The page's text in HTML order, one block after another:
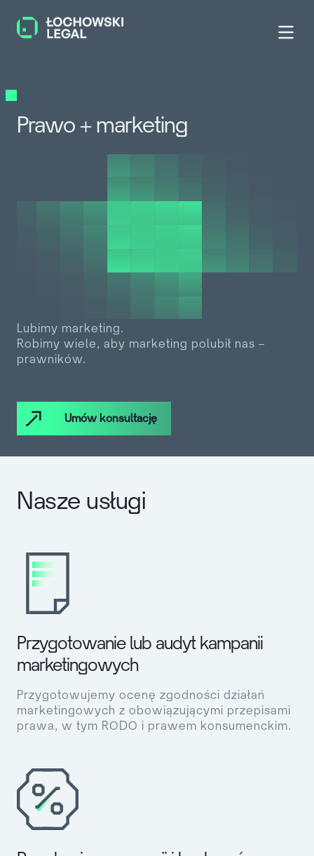
Prawo + marketing
Lubimy marketing.
Robimy wiele, aby marketing polubił nas –
prawników.
Umów konsultację
Nasze usługi
Przygotowanie lub audyt kampanii
marketingowych
Przygotowujemy ocenę zgodności działań
marketingowych z obowiązującymi przepisami
prawa, w tym RODO i prawem konsumenckim.